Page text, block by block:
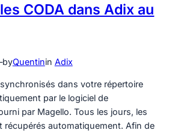
CODA dans Adix au
byQuentinin Adix
dans votre répertoire
par le logiciel de
par Magello. Tous les jours, les
récupérés automatiquement. Afin de